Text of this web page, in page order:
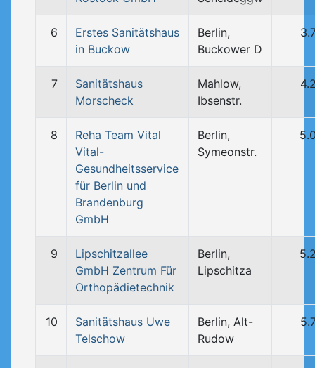
6
Erstes Sanitätshaus
in Buckow
Berlin,
Buckower D
7
Sanitätshaus
Morscheck
Mahlow,
Ibsenstr.
8
Reha Team Vital
Vital-
Gesundheitsservice
für Berlin und
Brandenburg
GmbH
Berlin,
Symeonstr.
9
Lipschitzallee
GmbH Zentrum Für
Orthopädietechnik
Berlin,
Lipschitza
10
Sanitätshaus Uwe
Telschow
Berlin, Alt-
Rudow